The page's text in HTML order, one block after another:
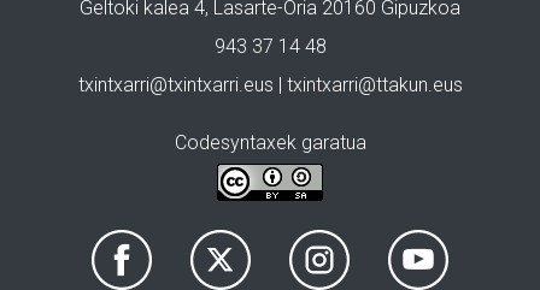
Geltoki kalea 4, Lasarte-Oria 20160 Gipuzkoa
943 37 14 48
txintxarri@txintxarri.eus | txintxarri@ttakun.eus
Codesyntaxek garatua